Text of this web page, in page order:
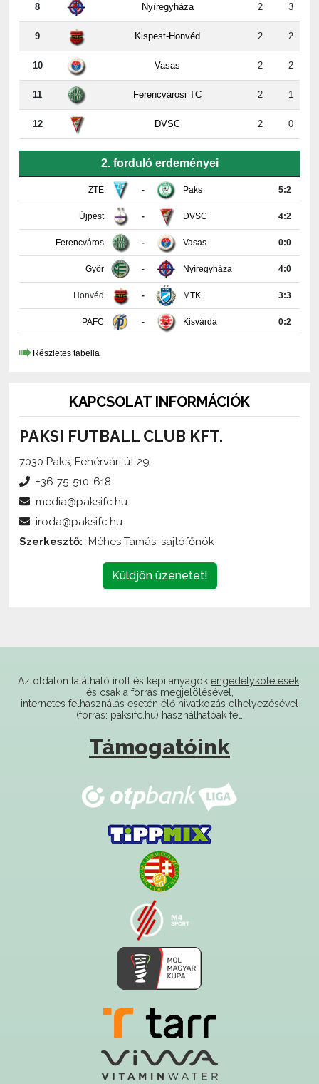
8 Nyíregyháza 2 3
9 Kispest-Honvéd 2 2
10 Vasas 2 2
11 Ferencvárosi TC 2 1
12 DVSC 2 0
2. forduló erdeményei
ZTE - Paks 5:2
Újpest - DVSC 4:2
Ferencváros - Vasas 0:0
Győr - Nyíregyháza 4:0
Honvéd - MTK 3:3
PAFC - Kisvárda 0:2
Részletes tabella
KAPCSOLAT INFORMÁCIÓK
PAKSI FUTBALL CLUB KFT.
7030 Paks, Fehérvári út 29.
+36-75-510-618
media@paksifc.hu
iroda@paksifc.hu
Szerkesztő: Méhes Tamás, sajtófőnök
Küldjön üzenetet!
Az oldalon található írott és képi anyagok engedélykötelesek
és csak a forrás megjelölésével,
internetes felhasználás esetén élő hivatkozás elhelyezésével
(forrás: paksifc.hu) használhatóak fel.
Támogatóink